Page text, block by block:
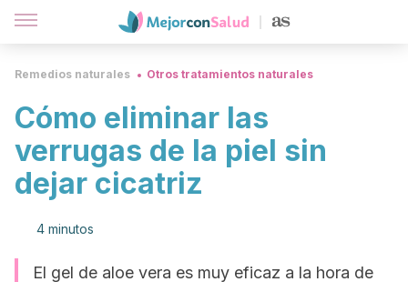
Remedios naturales Otros tratamientos naturales
Cómo eliminar las
verrugas de la piel sin
dejar cicatriz
4 minutos
El gel de aloe vera es muy eficaz a la hora de